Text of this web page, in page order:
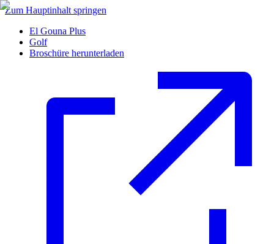
Zum Hauptinhalt springen
El Gouna Plus
Golf
Broschüre herunterladen